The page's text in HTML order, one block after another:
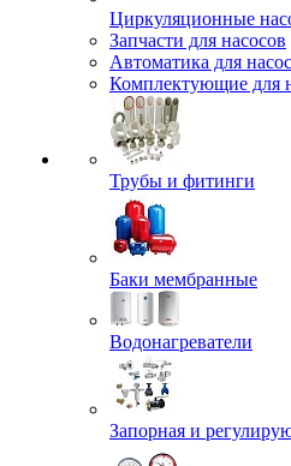
Циркуляционные
Запчасти для насосов
Автоматика для
Комплектующие для
Трубы и фитинги
Баки мембранные
Водонагреватели
Запорная и